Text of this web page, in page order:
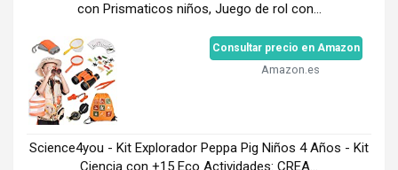
con Prismaticos niños, Juego de rol con...
Consultar precio en Amazon
Amazon.es
Science4you - Kit Explorador Peppa Pig Niños 4 Años - Kit
Ciencia con +15 Eco Actividades: CREA...